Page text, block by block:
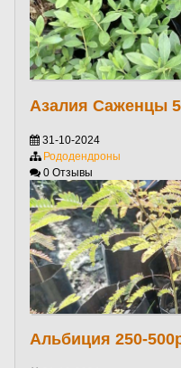
Азалия Саженцы
31-10-2024
Рододендроны
0 Отзывы
Альбиция 250-